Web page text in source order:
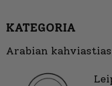
KATEGORIA
Arabian